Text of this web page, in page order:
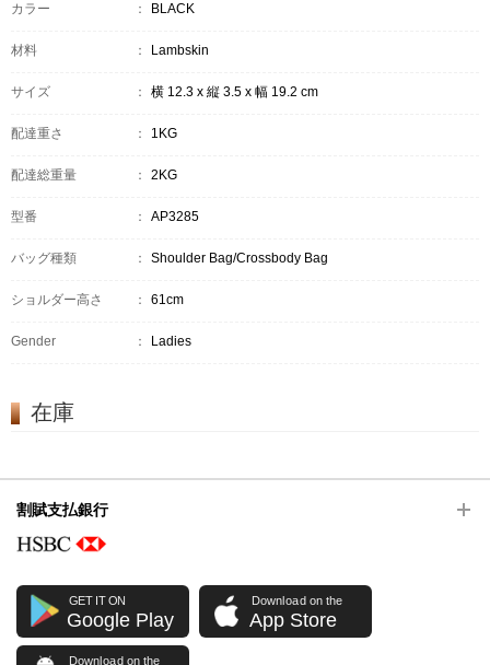
カラー ： BLACK
材料 ： Lambskin
サイズ ： 横 12.3 x 縦 3.5 x 幅 19.2 cm
配達重さ ： 1KG
配達総重量 ： 2KG
型番 ： AP3285
バッグ種類 ： Shoulder Bag/Crossbody Bag
ショルダー高さ ： 61cm
Gender ： Ladies
在庫
割賦支払銀行
GET IT ON
Google Play
Download on the
App Store
Download on the